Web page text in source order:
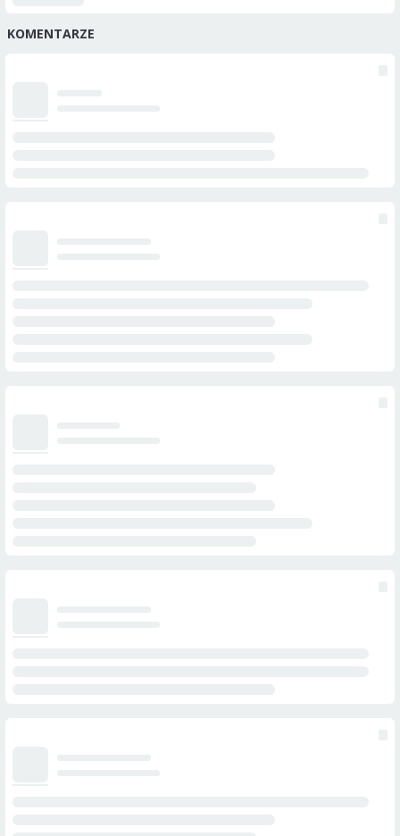
KOMENTARZE